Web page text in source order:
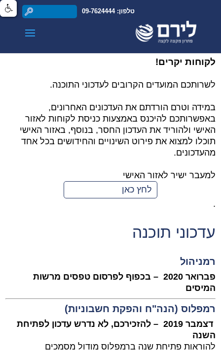
טלפון: 09-7624444
לקוחות יקרים!
לשרותכם המועדים הקרובים לעדכוני התוכנה.
במידה וטרם הורדתם את העדכונים האחרונים,
באפשרותכם להיכנס באמצעות כניסת לקוחות לאזור
האישי ולהוריד את העדכון החסר, בנוסף, באזור האישי
תוכלו למצוא את פירוט השינויים והחידושים בכל אחד
מהעדכונים.
למעבר ישיר לאזור האישי
לחץ כאן
.
עדכוני תוכנה
רמניהול
פברואר 2020 – בכפוף לפרסום טפסים מרשות
המיסים
רמפלוס (הנה"ח והפקת חשבוניות)
דצמבר 2019 – להזכירכם, לא נדרש עדכון לפתיחת
השנה
להוראות פתיחת שנה ברמפלוס מודול מסמכים